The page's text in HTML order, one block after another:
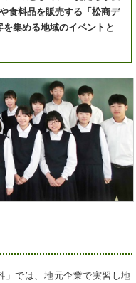
食料品を販売する「松商デ
集める地域のイベントと
」では、地元企業で実習し地